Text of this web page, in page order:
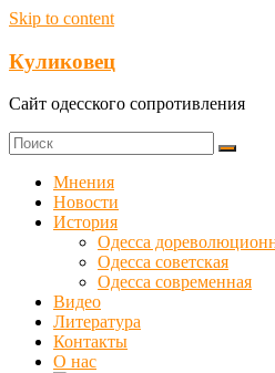
Skip to content
Куликовец
Сайт одесского сопротивления
Мнения
Новости
История
Одесса
Одесса советская
Одесса современная
Видео
Литература
Контакты
О нас